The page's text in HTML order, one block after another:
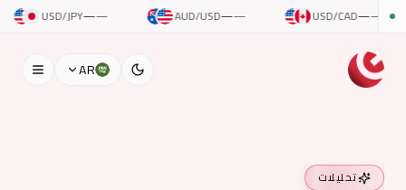
JPY— — AUD/USD—— USD/CAD——
AR
تحليلات